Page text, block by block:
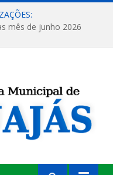
mês de junho 2026